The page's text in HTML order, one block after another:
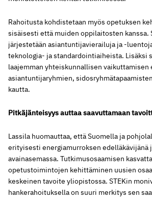
Rahoitusta kohdistetaan myös opetuksen
sisäisesti että muiden oppilaitosten kanssa.
järjestetään asiantuntijavierailuja ja -
teknologia- ja standardointiaiheista. Lisäksi
laajemman yhteiskunnallisen vaikuttamisen
asiantuntijaryhmien,
kautta.
Pitkäjänteisyys auttaa saavuttamaan
Lassila huomauttaa, että Suomella ja
erityisesti energiamurroksen edelläkävijänä
avainasemassa. Tutkimusosaamisen
opetustoimintojen kehittäminen uusien
keskeinen tavoite yliopistossa. STEKin
hankerahoituksella on suuri merkitys sen